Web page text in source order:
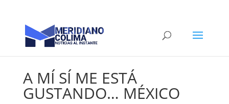
A MÍ SÍ ME ESTÁ
GUSTANDO… MÉXICO